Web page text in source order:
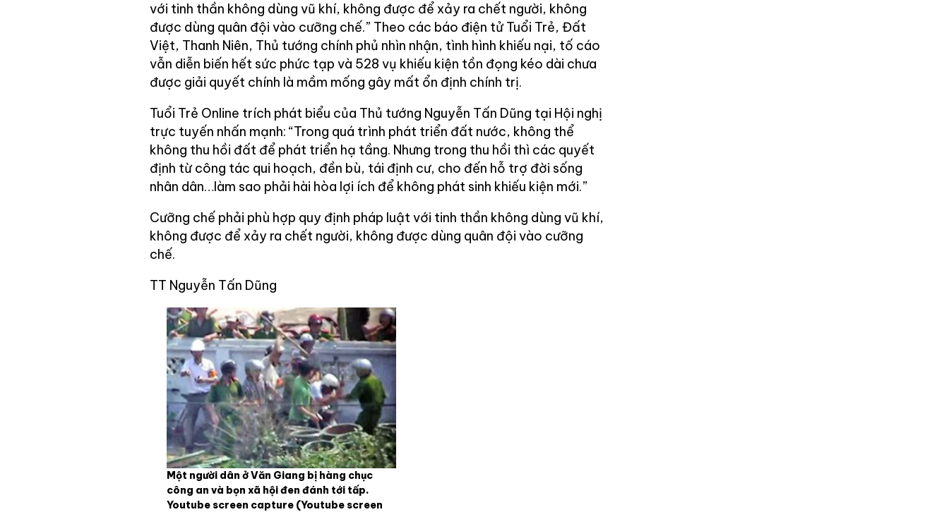
với tinh thần không dùng vũ khí, không được để xảy ra chết người, không
được dùng quân đội vào cưỡng chế.” Theo các báo điện tử Tuổi Trẻ, Đất
Việt, Thanh Niên, Thủ tướng chính phủ nhìn nhận, tình hình khiếu nại, tố cáo
vẫn diễn biến hết sức phức tạp và 528 vụ khiếu kiện tồn đọng kéo dài chưa
được giải quyết chính là mầm mống gây mất ổn định chính trị.
Tuổi Trẻ Online trích phát biểu của Thủ tướng Nguyễn Tấn Dũng tại Hội nghị
trực tuyến nhấn mạnh: “Trong quá trình phát triển đất nước, không thể
không thu hồi đất để phát triển hạ tầng. Nhưng trong thu hồi thì các quyết
định từ công tác qui hoạch, đền bù, tái định cư, cho đến hỗ trợ đời sống
nhân dân…làm sao phải hài hòa lợi ích để không phát sinh khiếu kiện mới.”
Cưỡng chế phải phù hợp quy định pháp luật với tinh thần không dùng vũ khí,
không được để xảy ra chết người, không được dùng quân đội vào cưỡng
chế.
TT Nguyễn Tấn Dũng
Một người dân ở Văn Giang bị hàng chục
công an và bọn xã hội đen đánh tới tấp.
Youtube screen capture (Youtube screen